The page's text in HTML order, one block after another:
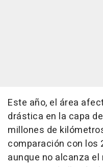
Este año, el área
drástica en la capa
millones de
comparación con los
aunque no alcanza